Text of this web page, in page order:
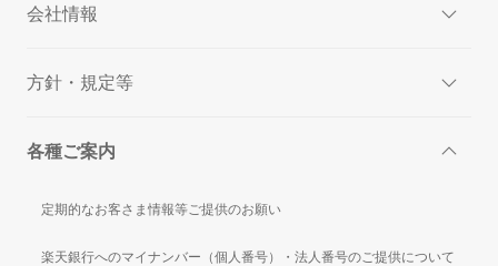
会社情報
方針・規定等
各種ご案内
定期的なお客さま情報等ご提供のお願い
楽天銀行へのマイナンバー（個人番号）・法人番号のご提供について